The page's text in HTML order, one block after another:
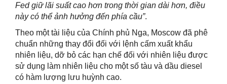
Fed giữ lãi suất cao hơn trong thời gian dài hơn, điều
này có thể ảnh hưởng đến phía cầu”.
Theo một tài liệu của Chính phủ Nga, Moscow đã phê
chuẩn những thay đổi đối với lệnh cấm xuất khẩu
nhiên liệu, dỡ bỏ các hạn chế đối với nhiên liệu được
sử dụng làm nhiên liệu cho một số tàu và dầu diesel
có hàm lượng lưu huỳnh cao.